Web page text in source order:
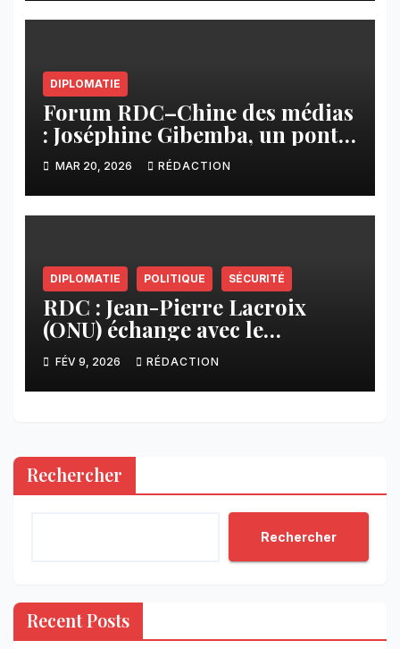
DIPLOMATIE
Forum RDC–Chine des médias
: Joséphine Gibemba, un pont
stratégique entre Kinshasa et
Pékin
MAR 20, 2026 RÉDACTION
DIPLOMATIE POLITIQUE SÉCURITÉ
RDC : Jean-Pierre Lacroix
(ONU) échange avec le
président du Sénat sur les
efforts de paix dans l’Est
FÉV 9, 2026 RÉDACTION
Rechercher
Rechercher
Recent Posts